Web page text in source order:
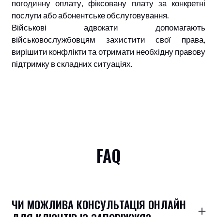
погодинну оплату, фіксовану плату за конкретні
послуги або абонентське обслуговування.
Військові адвокати допомагають
військовослужбовцям захистити свої права,
вирішити конфлікти та отримати необхідну правову
підтримку в складних ситуаціях.
FAQ
ЧИ МОЖЛИВА КОНСУЛЬТАЦІЯ ОНЛАЙН